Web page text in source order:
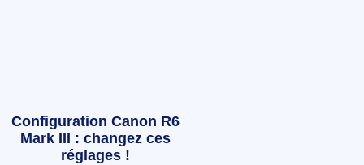
Configuration Canon R6
Mark III : changez ces
réglages !